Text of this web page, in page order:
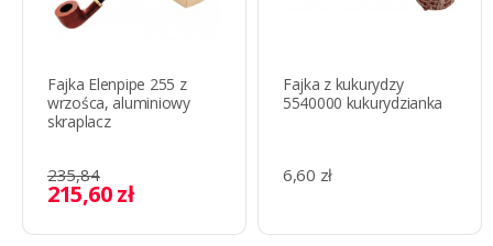
Fajka Elenpipe 255 z
wrzośca, aluminiowy
skraplacz
235,84
215,60 zł
Fajka z kukurydzy
5540000 kukurydzianka
6,60 zł